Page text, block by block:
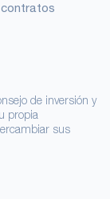
de inversión y
propia
sus